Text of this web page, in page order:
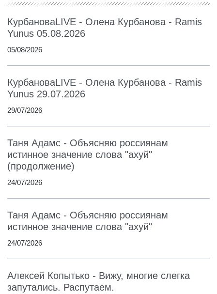
КурбановаLIVE - Олена Курбанова - Ramis
Yunus 05.08.2026
05/08/2026
КурбановаLIVE - Олена Курбанова - Ramis
Yunus 29.07.2026
29/07/2026
Таня Адамс - Объясняю россиянам
истинное значение слова "ахуй"
(продолжение)
24/07/2026
Таня Адамс - Объясняю россиянам
истинное значение слова "ахуй"
24/07/2026
Алексей Копытько - Вижу, многие слегка
запутались. Распутаем.